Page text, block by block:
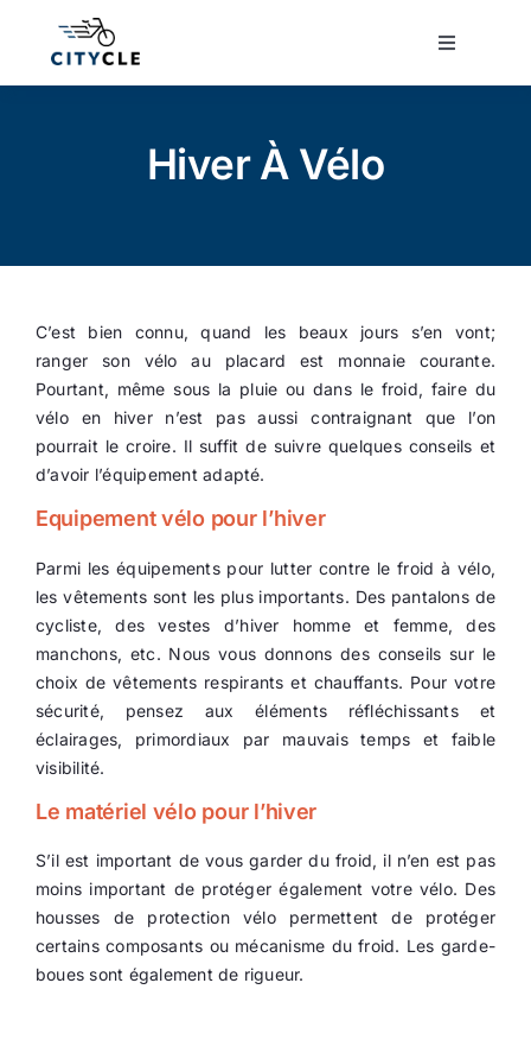
Toggle
Cyclisme urbain
Vélos de ville
Matériel
Conseils
Ecologie
Hiver À Vélo
C’est bien connu, quand les beaux jours s’en vont;
ranger son vélo au placard est monnaie courante.
Pourtant, même sous la pluie ou dans le froid, faire du
vélo en hiver n’est pas aussi contraignant que l’on
pourrait le croire. Il suffit de suivre quelques conseils et
d’avoir l’équipement adapté.
Equipement vélo pour l’hiver
Parmi les équipements pour lutter contre le froid à vélo,
les vêtements sont les plus importants. Des pantalons de
cycliste, des vestes d’hiver homme et femme, des
manchons, etc. Nous vous donnons des conseils sur le
choix de vêtements respirants et chauffants. Pour votre
sécurité, pensez aux éléments réfléchissants et
éclairages, primordiaux par mauvais temps et faible
visibilité.
Le matériel vélo pour l’hiver
S’il est important de vous garder du froid, il n’en est pas
moins important de protéger également votre vélo. Des
housses de protection vélo permettent de protéger
certains composants ou mécanisme du froid. Les garde-
boues sont également de rigueur.